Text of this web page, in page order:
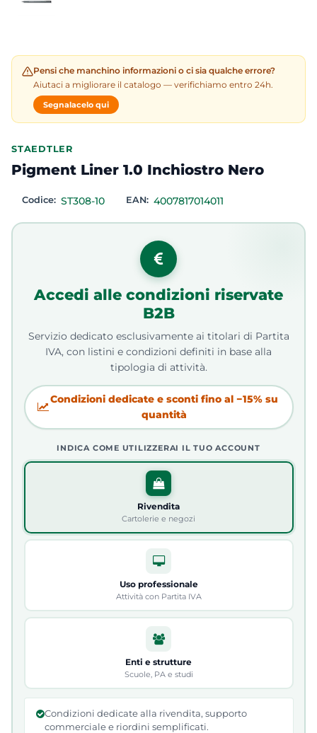
Pensi che manchino informazioni o ci sia qualche errore?
Aiutaci a migliorare il catalogo — verifichiamo entro 24h.
Segnalacelo qui
STAEDTLER
Pigment Liner 1.0 Inchiostro Nero
Codice: ST308-10 EAN: 4007817014011
Accedi alle condizioni riservate
B2B
Servizio dedicato esclusivamente ai titolari di Partita
IVA, con listini e condizioni definiti in base alla
tipologia di attività.
Condizioni dedicate e sconti fino al −15% su
quantità
INDICA COME UTILIZZERAI IL TUO ACCOUNT
Rivendita
Cartolerie e negozi
Uso professionale
Attività con Partita IVA
Enti e strutture
Scuole, PA e studi
Condizioni dedicate alla rivendita, supporto
commerciale e riordini semplificati.